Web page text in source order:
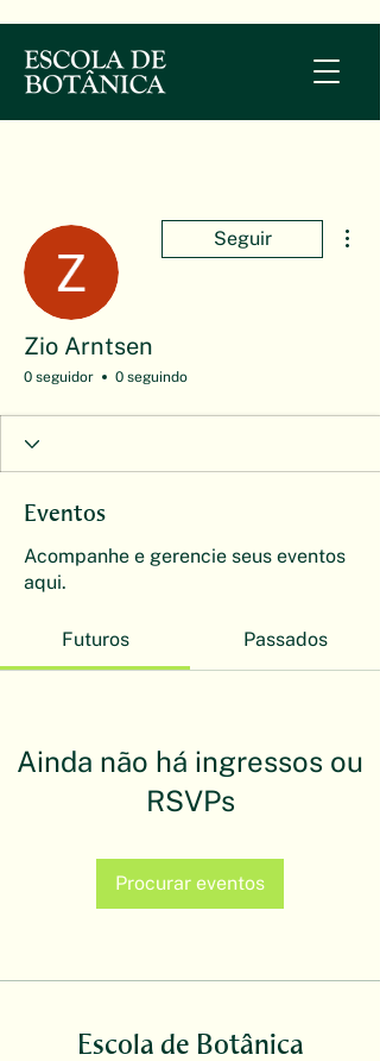
Seguir
Zio Arntsen
0 seguidor 0 seguindo
Eventos
Acompanhe e gerencie seus eventos
aqui.
Futuros Passados
Ainda não há ingressos ou
RSVPs
Procurar eventos
Escola de Botânica